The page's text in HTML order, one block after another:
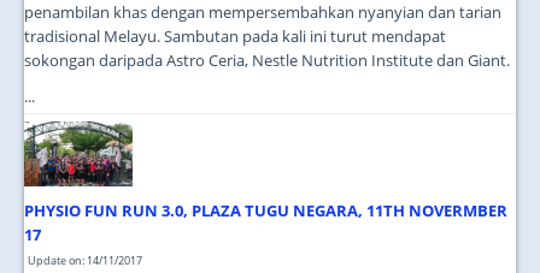
penambilan khas dengan mempersembahkan nyanyian dan tarian
tradisional Melayu. Sambutan pada kali ini turut mendapat
sokongan daripada Astro Ceria, Nestle Nutrition Institute dan Giant.
...
PHYSIO FUN RUN 3.0, PLAZA TUGU NEGARA, 11TH NOVERMBER
17
Update on: 14/11/2017